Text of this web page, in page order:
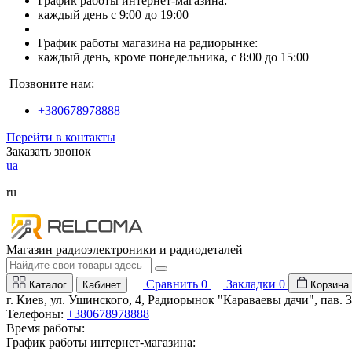
каждый день с 9:00 до 19:00
График работы магазина на радиорынке:
каждый день, кроме понедельника, с 8:00 до 15:00
Позвоните нам:
+380678978888
Перейти в контакты
Заказать звонок
ua
ru
Магазин радиоэлектроники и радиодеталей
Каталог Кабинет Сравнить 0 Закладки 0 Корзина
г. Киев, ул. Ушинского, 4, Радиорынок "Караваевы дачи", пав.
Телефоны: +380678978888
Время работы:
График работы интернет-магазина: